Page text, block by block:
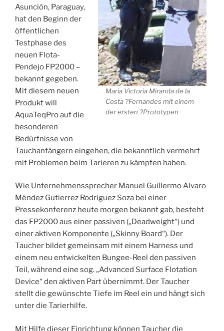
Maria Victoria Miranda de la
Costa ?Fernandes mit einem
der ersten ?Prototypen
Asunción, Paraguay,
hat den Beginn der
öffentlichen
Testphase des
neuen Flota-
Pendejo FP2000 –
bekannt gegeben.
Mit diesem neuen
Produkt will
AquaTeqPro auf die
besonderen
Bedürfnisse von
Tauchanfängern eingehen, die bekanntlich vermehrt
mit Problemen beim Tarieren zu kämpfen haben.
Wie Unternehmenssprecher Manuel Guillermo Alvaro
Méndez Gutierrez Rodriguez Soza bei einer
Pressekonferenz heute morgen bekannt gab, besteht
das FP2000 aus einer passiven („Deadweight“) und
einer aktiven Komponente („Skinny Board“). Der
Taucher bildet gemeinsam mit einem Harness und
einem neu entwickelten Bungee-Reel den passiven
Teil, während eine sog. „Advanced Surface Flotation
Device“ den aktiven Part übernimmt. Der Taucher
stellt die gewünschte Tiefe im Reel ein und hängt sich
unter die Tarierhilfe.
Mit Hilfe dieser Einrichtung können Taucher die